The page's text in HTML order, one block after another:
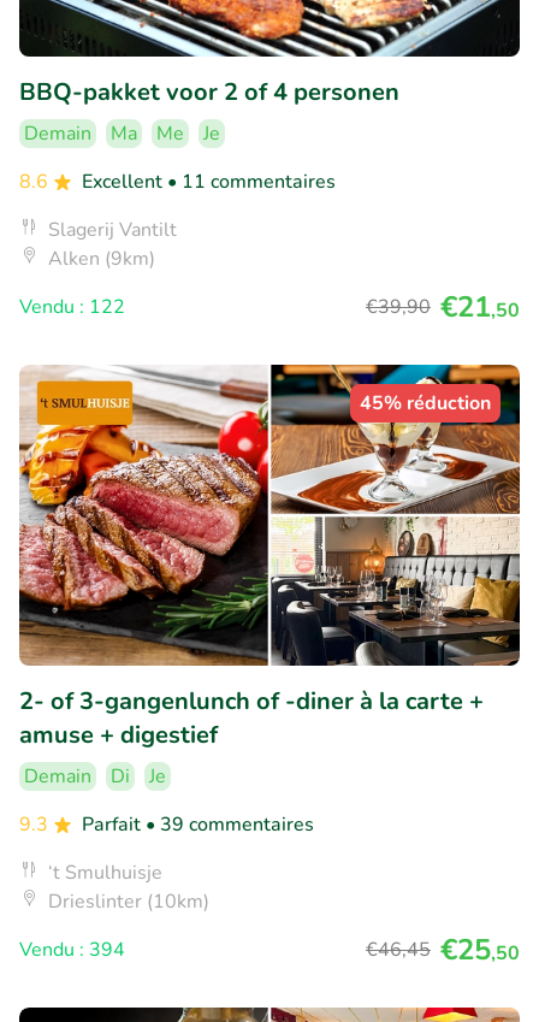
BBQ-pakket voor 2 of 4 personen
Demain Ma Me
Je
8.6
Excellent • 11 commentaires
Slagerij Vantilt
Alken (9km)
Vendu : 122
€39,90 €21,50
45% réduction
2- of 3-gangenlunch of -diner à la carte +
amuse + digestief
Demain Di
Je
9.3
Parfait • 39 commentaires
‘t Smulhuisje
Drieslinter (10km)
Vendu : 394
€46,45 €25,50